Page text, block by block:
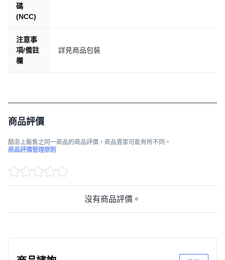
️ 【台灣原廠保固｜旗艦手錶售後須知】 (下單即代表同意以
下條款，請詳閱以保障您的權益)
主機保固 12 個月：自訂單完成日起算，全台在地售後。
✅ 【保固範圍】 品質承諾
在「正常使用」下，發生非人為之硬體故障（如：螢幕自然
暖。
碼
(NCC)
注意事
項/備註
欄
詳見商品包裝
商品評價
酷澎上販售之同一商品的商品評價，商品賣家可能有所不同。
商品評價管理原則
沒有商品評價。